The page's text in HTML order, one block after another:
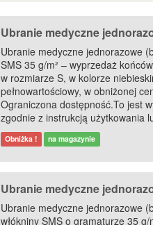
Ubranie medyczne
Ubranie medyczne jednorazowe
SMS 35 g/m² – wyprzedaż
w rozmiarze S, w kolorze
pełnowartościowy, w obniżonej
Ograniczona dostępność.To jest
zgodnie z instrukcją użytkowania
Obniżka ! na magazynie
Ubranie medyczne
Ubranie medyczne jednorazowe
włókniny SMS o gramaturze 35